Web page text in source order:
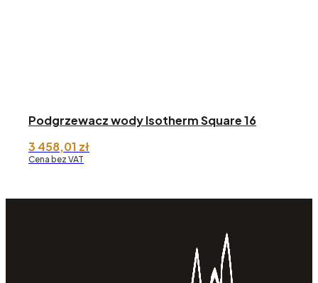
Podgrzewacz wody Isotherm Square 16
3 458,01 zł
Cena bez VAT